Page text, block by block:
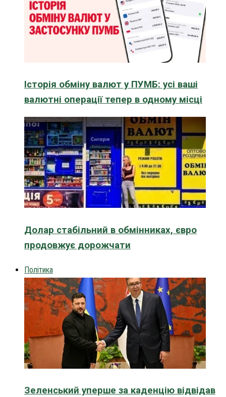
Історія обміну валют у ПУМБ: усі ваші
валютні операції тепер в одному місці
Долар стабільний в обмінниках, євро
продовжує дорожчати
Політика
Зеленський уперше за каденцію відвідав